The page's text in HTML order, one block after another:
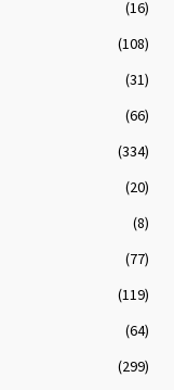
(16)
(108)
(31)
(66)
(334)
(20)
(8)
(77)
(119)
(64)
(299)